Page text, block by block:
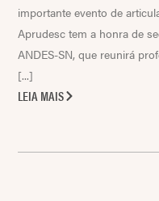
importante evento de
Aprudesc tem a honra de
ANDES-SN, que reunirá
[...]
LEIA MAIS